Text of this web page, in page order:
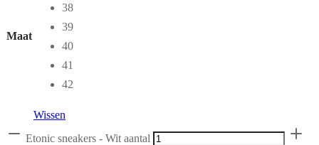
Maat
38
39
40
41
42
Wissen
Etonic sneakers - Wit aantal